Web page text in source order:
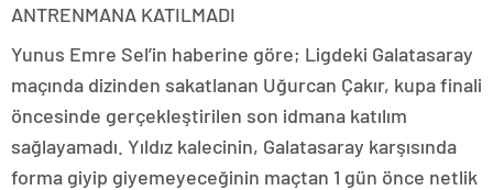
ANTRENMANA KATILMADI
Yunus Emre Sel’in haberine göre; Ligdeki Galatasaray
maçında dizinden sakatlanan Uğurcan Çakır, kupa finali
öncesinde gerçekleştirilen son idmana katılım
sağlayamadı. Yıldız kalecinin, Galatasaray karşısında
forma giyip giyemeyeceğinin maçtan 1 gün önce netlik